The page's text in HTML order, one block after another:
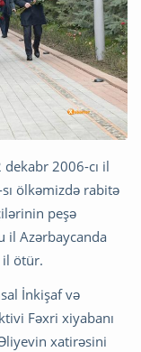
2006-cı il
ölkəmizdə rabitə
peşə
il Azərbaycanda
il ötür.
İnkişaf və
Fəxri xiyabanı
xatirəsini